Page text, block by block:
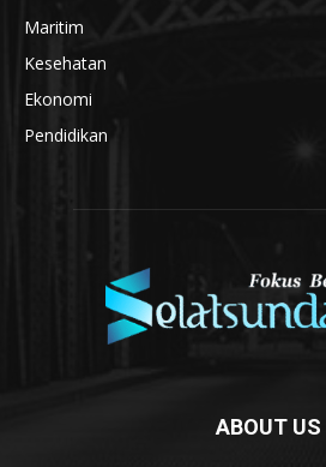
Maritim
Kesehatan
Ekonomi
Pendidikan
ABOUT US